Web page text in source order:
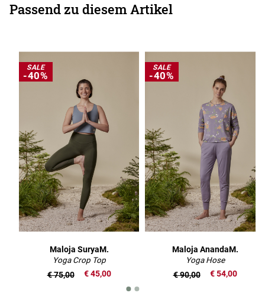
Passend zu diesem Artikel
SALE
-40%
Maloja SuryaM.
Yoga Crop Top
€ 45,00
€ 75,00
SALE
-40%
Maloja AnandaM.
Yoga Hose
€ 54,00
€ 90,00